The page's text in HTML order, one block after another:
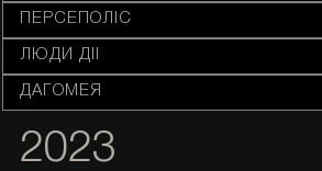
ПЕРСЕПОЛІС
ЛЮДИ ДІЇ
ДАГОМЕЯ
2023